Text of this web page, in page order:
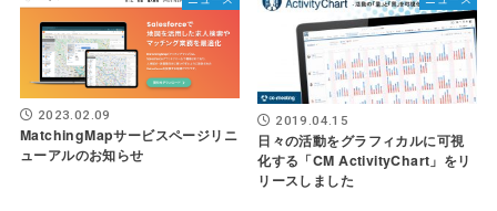
2023.02.09
MatchingMapサービスページリニ
ューアルのお知らせ
2019.04.15
日々の活動をグラフィカルに可視
化する「CM ActivityChart」をリ
リースしました